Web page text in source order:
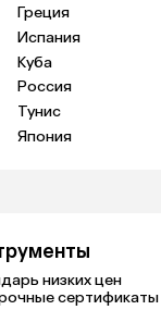
Греция
Испания
Куба
Россия
Тунис
Япония
низких цен
сертификаты